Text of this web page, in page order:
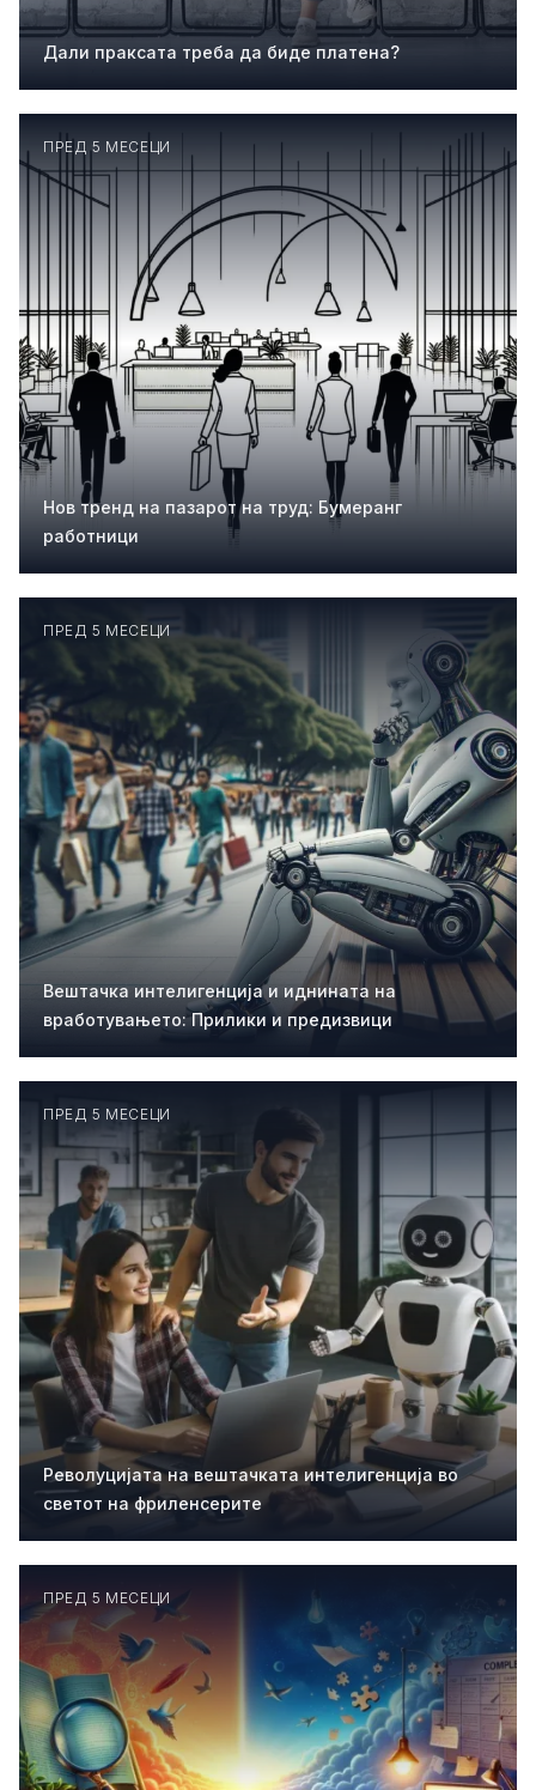
Дали праксата треба да биде платена?
ПРЕД 5 МЕСЕЦИ
Нов тренд на пазарот на труд: Бумеранг
работници
ПРЕД 5 МЕСЕЦИ
Вештачка интелигенција и иднината на
вработувањето: Прилики и предизвици
ПРЕД 5 МЕСЕЦИ
Револуцијата на вештачката интелигенција во
светот на фриленсерите
ПРЕД 5 МЕСЕЦИ